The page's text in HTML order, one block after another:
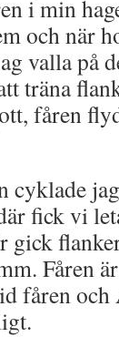
i min
och när
valla på
träna
fåren
cyklade
fick vi
gick
Fåren
fåren